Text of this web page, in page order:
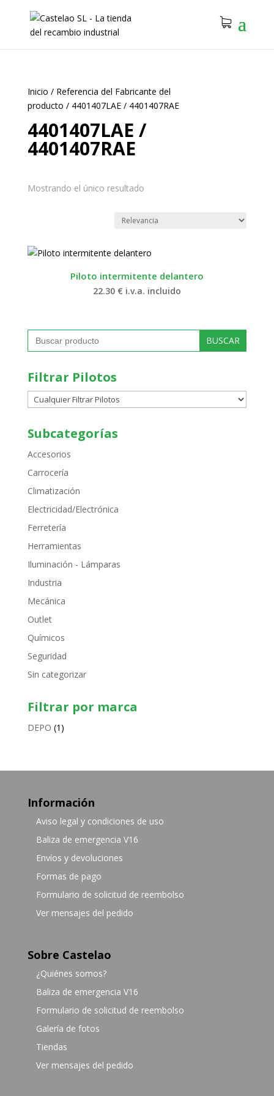
Inicio / Referencia del Fabricante del
producto / 4401407LAE / 4401407RAE
4401407LAE /
4401407RAE
Mostrando el único resultado
Piloto intermitente delantero
22.30 € i.v.a. incluido
Buscar:
Filtrar Pilotos
Subcategorías
Accesorios
Carrocería
Climatización
Electricidad/Electrónica
Ferretería
Herramientas
Iluminación - Lámparas
Industria
Mecánica
Outlet
Químicos
Seguridad
Sin categorizar
Filtrar por marca
DEPO (1)
Información
Aviso legal y condiciones de uso
Baliza de emergencia V16
Envíos y devoluciones
Formas de pago
Formulario de solicitud de reembolso
Ver mensajes del pedido
Sobre Castelao
¿Quiénes somos?
Baliza de emergencia V16
Formulario de solicitud de reembolso
Galería de fotos
Tiendas
Ver mensajes del pedido